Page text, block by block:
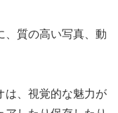
、質の高い写真、動
は、視覚的な魅力が